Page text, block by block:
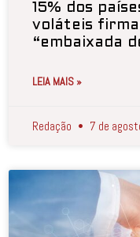
15% dos
voláteis
“embaixada
LEIA MAIS »
Redação 7 de